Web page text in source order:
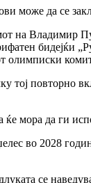
може да се
на
бидејќи
олимписки
повторно
мора да ги
во 2028
се